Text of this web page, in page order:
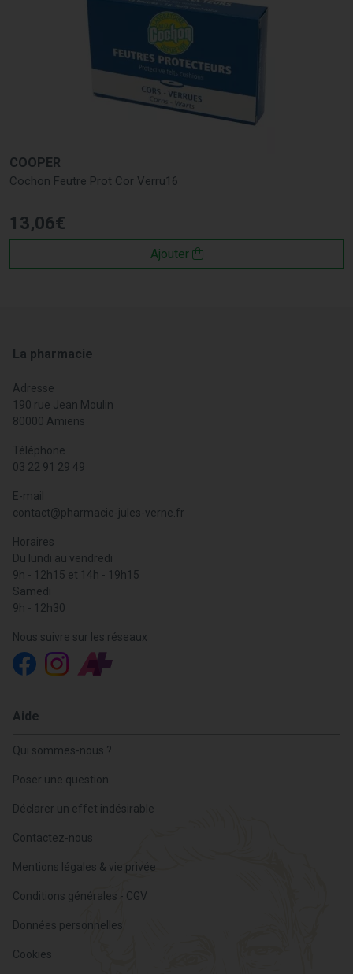
COOPER
Cochon Feutre Prot Cor Verru16
13,06€
Ajouter
La pharmacie
Adresse
190 rue Jean Moulin
80000 Amiens
Téléphone
03 22 91 29 49
E-mail
contact@pharmacie-jules-verne.fr
Horaires
Du lundi au vendredi
9h - 12h15 et 14h - 19h15
Samedi
9h - 12h30
Nous suivre sur les réseaux
Aide
Qui sommes-nous ?
Poser une question
Déclarer un effet indésirable
Contactez-nous
Mentions légales & vie privée
Conditions générales - CGV
Données personnelles
Cookies